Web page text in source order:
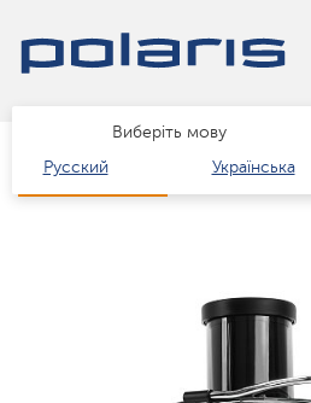
Виберіть мову
Русский
Українська
Каталог Техніка для кухні
3 РОКИ ГАРАНТІЇ